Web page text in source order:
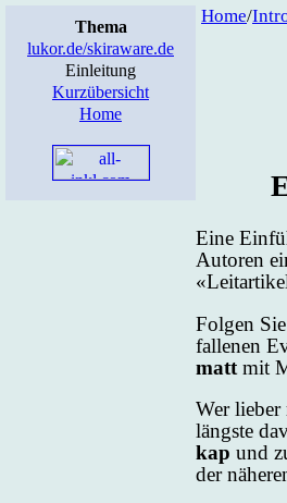
Home/
Ei­ne
Au­to­ren
Fol­gen
fal­le­nen
matt mit
Wer
längs­te
kap und
der
Thema
lukor.de/skiraware.de
Einleitung
Kurzübersicht
Home